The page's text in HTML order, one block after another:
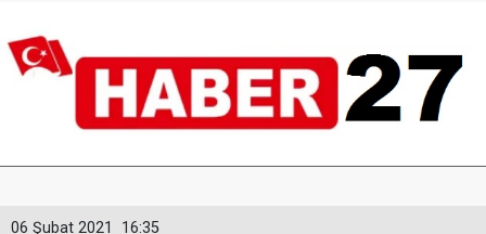
16:35
06 Şubat 2021